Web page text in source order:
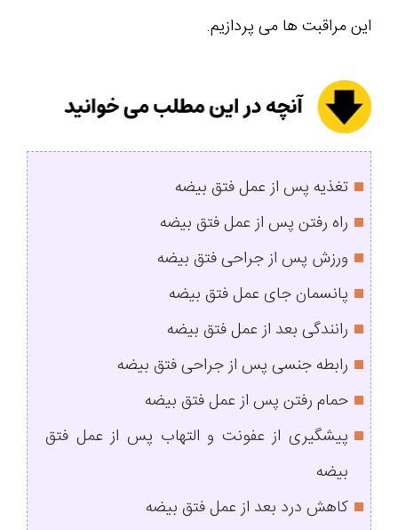
این مراقبت ها می پردازیم.
تغذیه پس از عمل فتق بیضه
راه رفتن پس از عمل فتق بیضه
ورزش پس از جراحی فتق بیضه
پانسمان جای عمل فتق بیضه
رانندگی بعد از عمل فتق بیضه
رابطه جنسی پس از جراحی فتق بیضه
حمام رفتن پس از عمل فتق بیضه
پیشگیری از عفونت و التهاب پس از عمل فتق
بیضه
کاهش درد بعد از عمل فتق بیضه